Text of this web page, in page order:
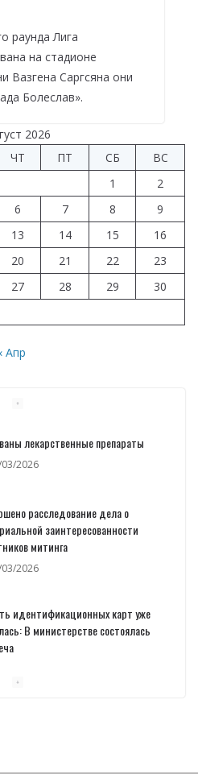
раунда Лига
на стадионе
Вазгена Саргсяна они
Болеслав».
2026
ЧТ ПТ СБ
ВС
1
2
6 7 8
9
13 14 15
16
20 21 22
23
27 28 29
30
Апр
лекарственные препараты
2026
расследование дела о
заинтересованности
митинга
2026
идентификационных карт уже
В министерстве состоялась